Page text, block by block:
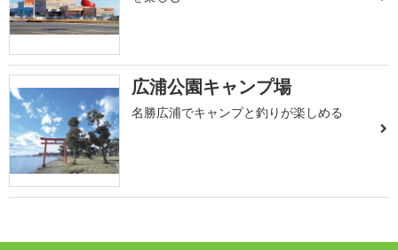
広浦公園キャンプ場
名勝広浦でキャンプと釣りが楽しめる